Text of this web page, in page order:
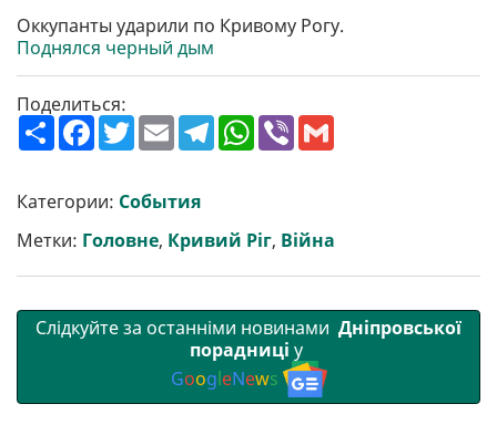
Оккупанты ударили по Кривому Рогу.
Поднялся черный дым
Поделиться:
П
о
ш
р
и
и
F
a
c
b
o
k
T
w
t
e
E
m
a
l
T
e
m
W
h
a
p
p
V
b
Категории: События
Метки: Головне, Кривий Ріг, Війна
Слідкуйте за останніми новинами Дніпровської
порадниці у
GoogleNews